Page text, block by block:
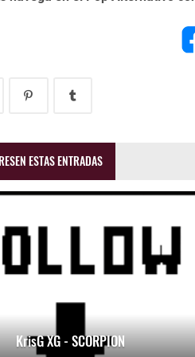
ESTAS ENTRADAS
KrisG XG - SCORPION